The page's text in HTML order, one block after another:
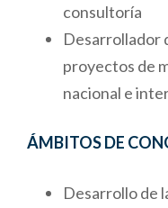
consultoría
Desarrollador
proyectos de
nacional e
ÁMBITOS DE
Desarrollo de